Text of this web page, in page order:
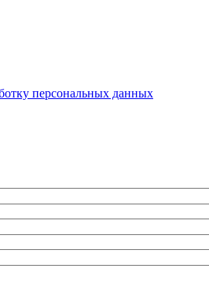
персональных данных